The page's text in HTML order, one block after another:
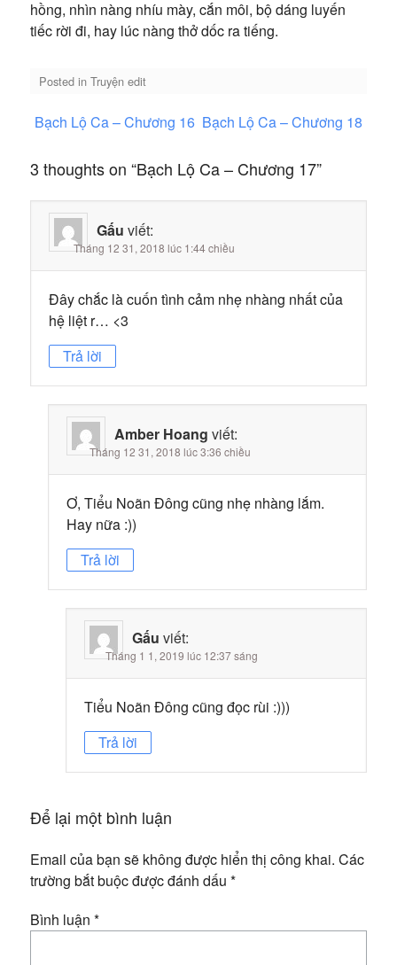
hồng, nhìn nàng nhíu mày, cắn môi, bộ dáng luyến
tiếc rời đi, hay lúc nàng thở dốc ra tiếng.
Posted in Truyện edit
Điều
bài
viết
Bạch Lộ Ca – Chương 16 Bạch Lộ Ca – Chương 18
3 thoughts on “Bạch Lộ Ca – Chương 17”
Gấu viết:
Tháng 12 31, 2018 lúc 1:44 chiều
Đây chắc là cuốn tình cảm nhẹ nhàng nhất của
hệ liệt r… <3
Trả lời
Amber Hoang viết:
Tháng 12 31, 2018 lúc 3:36 chiều
Ơ, Tiểu Noãn Đông cũng nhẹ nhàng lắm.
Hay nữa :))
Trả lời
Gấu viết:
Tháng 1 1, 2019 lúc 12:37 sáng
Tiểu Noãn Đông cũng đọc rùi :)))
Trả lời
Để lại một bình luận
Email của bạn sẽ không được hiển thị công khai. Các
trường bắt buộc được đánh dấu *
Bình luận *